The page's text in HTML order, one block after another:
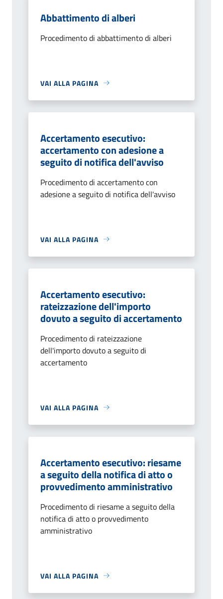
Abbattimento di alberi
Procedimento di abbattimento di alberi
VAI ALLA PAGINA
Accertamento esecutivo:
accertamento con adesione a
seguito di notifica dell'avviso
Procedimento di accertamento con
adesione a seguito di notifica dell'avviso
VAI ALLA PAGINA
Accertamento esecutivo:
rateizzazione dell'importo
dovuto a seguito di accertamento
Procedimento di rateizzazione
dell'importo dovuto a seguito di
accertamento
VAI ALLA PAGINA
Accertamento esecutivo: riesame
a seguito della notifica di atto o
provvedimento amministrativo
Procedimento di riesame a seguito della
notifica di atto o provvedimento
amministrativo
VAI ALLA PAGINA